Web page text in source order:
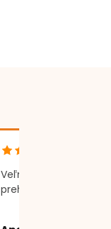
Veľmi rýchle
prehľadný eshop.